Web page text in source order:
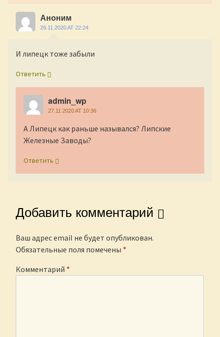
Аноним
26.11.2020 AT 22:24
И липецк тоже забыли
Ответить
admin_wp
27.11.2020 AT 10:36
А Липецк как раньше назывался? Липские
Железные Заводы?
Ответить
Добавить комментарий
Ваш адрес email не будет опубликован.
Обязательные поля помечены *
Комментарий *